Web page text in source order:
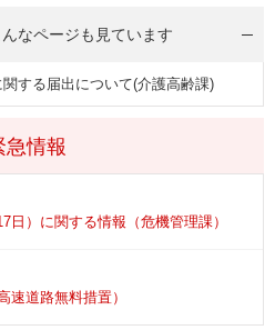
急情報
日）に関する情報（危機管理課）
速道路無料措置）
んなページも見ています
する届出について(介護高齢課)